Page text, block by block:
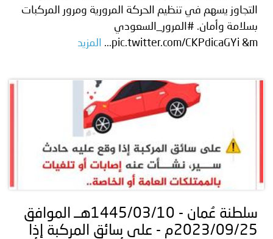
التجاوز يسهم في تنظيم الحركة المرورية ومرور المركبات
بسلامة وأمان. #المرور_السعودي
pic.twitter.com/CKPdicaGYi &m...
المزيد
سلطنة عُمان - 1445/03/10هــ الموافق
2023/09/25م - على سائق المركبة إذا